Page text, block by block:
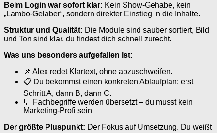
Beim Login war sofort klar: Kein Show-Gehabe, kein
„Lambo-Gelaber“, sondern direkter Einstieg in die Inhalte.
Struktur und Qualität: Die Module sind sauber sortiert, Bild
und Ton sind klar, du findest dich schnell zurecht.
Was uns besonders aufgefallen ist:
📌 Alex redet Klartext, ohne abzuschweifen.
📋 Du bekommst einen konkreten Ablaufplan: erst
Schritt A, dann B, dann C.
💬 Fachbegriffe werden übersetzt – du musst kein
Marketing-Profi sein.
Der größte Pluspunkt: Der Fokus auf Umsetzung. Du weißt